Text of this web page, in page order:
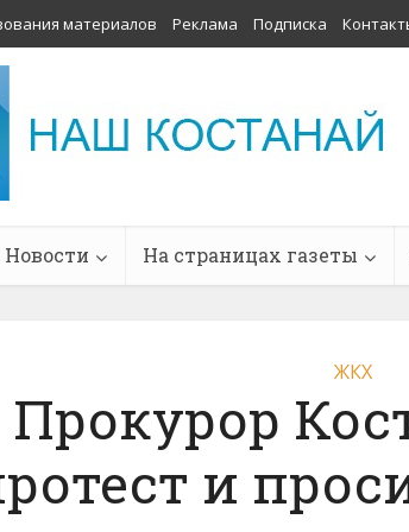
материалов Реклама Подписка
Новости На страницах газеты
ЖКХ
Прокурор
и